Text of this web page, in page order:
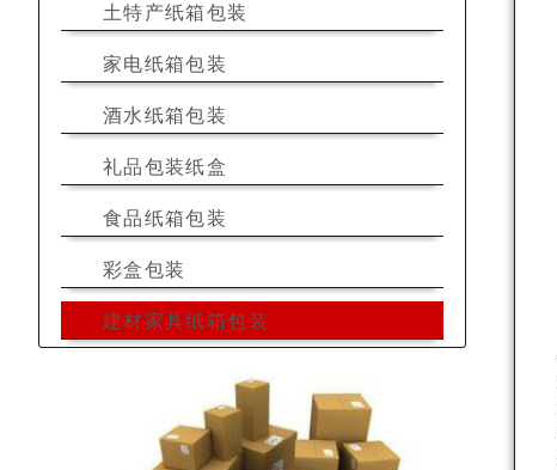
土特产纸箱包装
家电纸箱包装
酒水纸箱包装
礼品包装纸盒
食品纸箱包装
彩盒包装
建材家具纸箱包装